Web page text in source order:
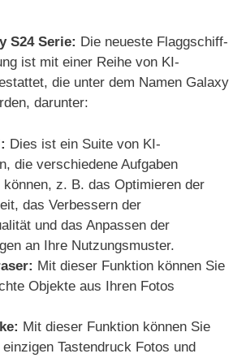
S24 Serie: Die neueste Flaggschiff-
ist mit einer Reihe von KI-
die unter dem Namen Galaxy
darunter:
Dies ist ein Suite von KI-
die verschiedene Aufgaben
können, z. B. das Optimieren der
das Verbessern der
und das Anpassen der
an Ihre Nutzungsmuster.
Mit dieser Funktion können Sie
Objekte aus Ihren Fotos
Mit dieser Funktion können Sie
Tastendruck Fotos und